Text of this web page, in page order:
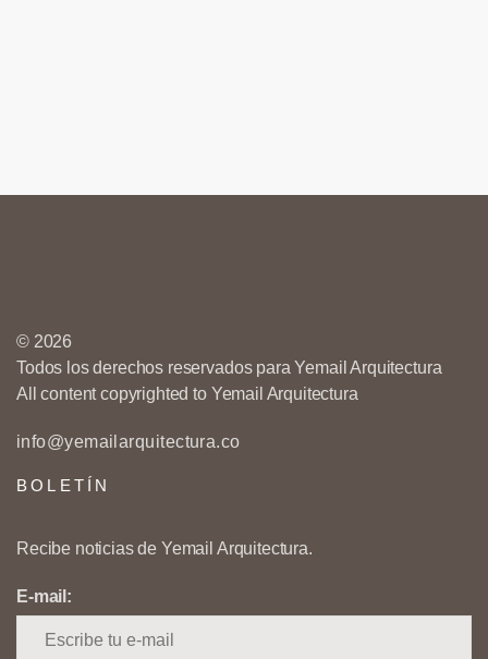
© 2026
Todos los derechos reservados para Yemail Arquitectura
All content copyrighted to Yemail Arquitectura
info@yemailarquitectura.co
BOLETÍN
Recibe noticias de Yemail Arquitectura.
E-mail: